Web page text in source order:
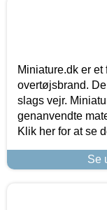
Miniature.dk er
overtøjsbrand.
slags vejr.
genanvendte
Klik her for at se
Se